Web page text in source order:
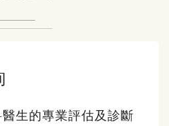
生的專業評估及診斷